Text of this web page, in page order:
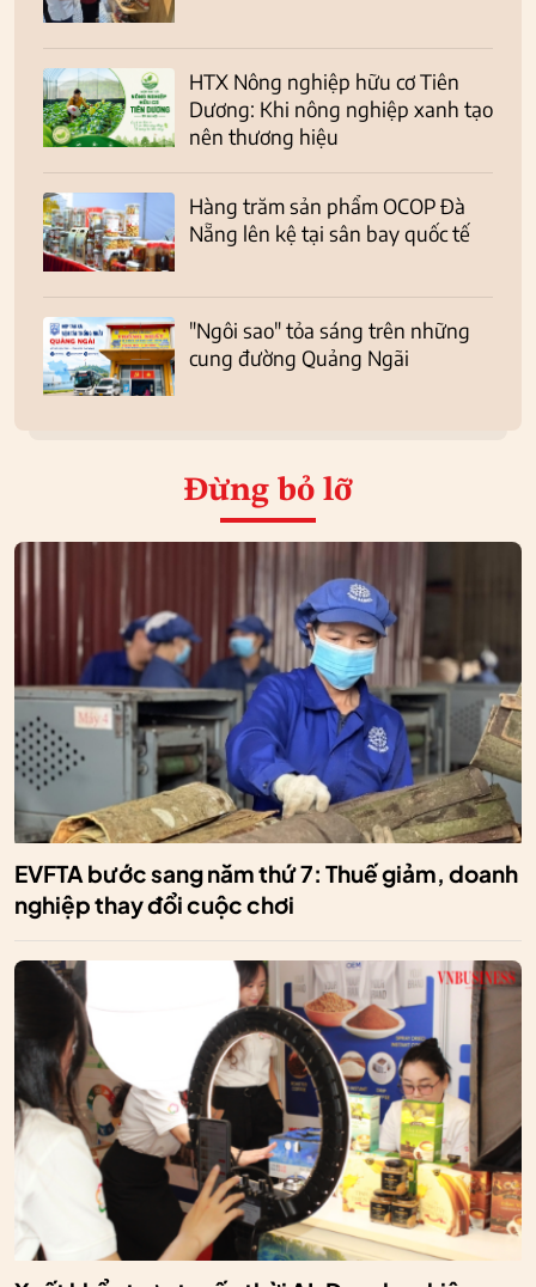
HTX Nông nghiệp hữu cơ Tiên
Dương: Khi nông nghiệp xanh tạo
nên thương hiệu
Hàng trăm sản phẩm OCOP Đà
Nẵng lên kệ tại sân bay quốc tế
"Ngôi sao" tỏa sáng trên những
cung đường Quảng Ngãi
Đừng bỏ lỡ
EVFTA bước sang năm thứ 7: Thuế giảm, doanh
nghiệp thay đổi cuộc chơi